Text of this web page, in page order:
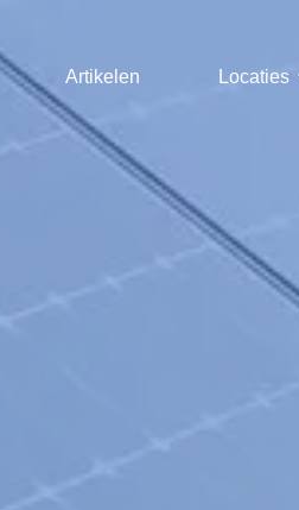
Artikelen Locaties